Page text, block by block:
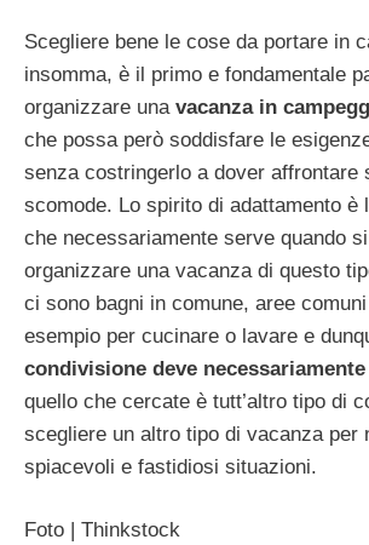
Scegliere bene le cose da portare in
insomma, è il primo e fondamentale
organizzare una vacanza in
che possa però soddisfare le
senza costringerlo a dover affrontare
scomode. Lo spirito di adattamento è
che necessariamente serve quando
organizzare una vacanza di questo
ci sono bagni in comune, aree
esempio per cucinare o lavare e
condivisione deve
quello che cercate è tutt’altro tipo di
scegliere un altro tipo di vacanza per
spiacevoli e fastidiosi situazioni.
Foto | Thinkstock